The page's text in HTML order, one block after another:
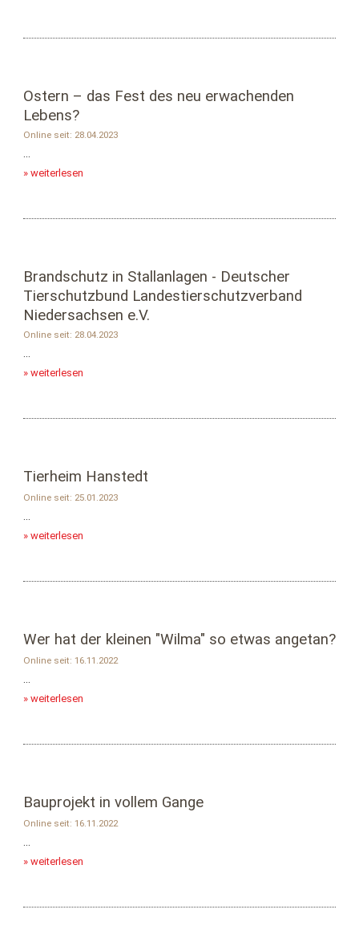
Ostern – das Fest des neu erwachenden
Lebens?
Online seit: 28.04.2023
...
» weiterlesen
Brandschutz in Stallanlagen - Deutscher
Tierschutzbund Landestierschutzverband
Niedersachsen e.V.
Online seit: 28.04.2023
...
» weiterlesen
Tierheim Hanstedt
Online seit: 25.01.2023
...
» weiterlesen
Wer hat der kleinen "Wilma" so etwas angetan?
Online seit: 16.11.2022
...
» weiterlesen
Bauprojekt in vollem Gange
Online seit: 16.11.2022
...
» weiterlesen